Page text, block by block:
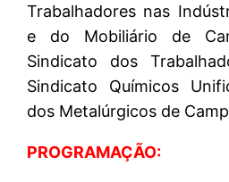
Trabalhadores nas
e do Mobiliário de
Sindicato dos
Sindicato Químicos
dos Metalúrgicos de
PROGRAMAÇÃO: